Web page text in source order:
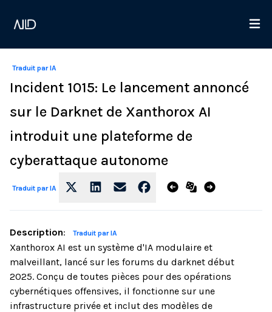
Traduit par IA
Incident 1015: Le lancement annoncé
sur le Darknet de Xanthorox AI
introduit une plateforme de
cyberattaque autonome
Traduit par IA
Description: Traduit par IA
Xanthorox AI est un système d'IA modulaire et
malveillant, lancé sur les forums du darknet début
2025. Conçu de toutes pièces pour des opérations
cybernétiques offensives, il fonctionne sur une
infrastructure privée et inclut des modèles de